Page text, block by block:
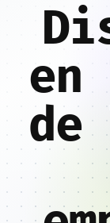
en
de